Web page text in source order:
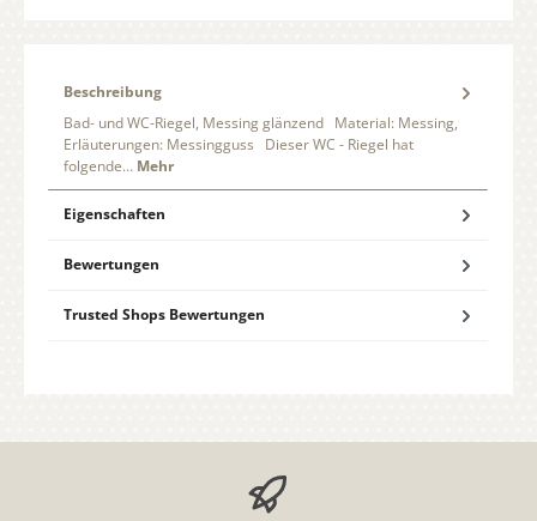
Beschreibung
Bad- und WC-Riegel, Messing glänzend Material: Messing,
Erläuterungen: Messingguss Dieser WC - Riegel hat
folgende… Mehr
Eigenschaften
Bewertungen
Trusted Shops Bewertungen